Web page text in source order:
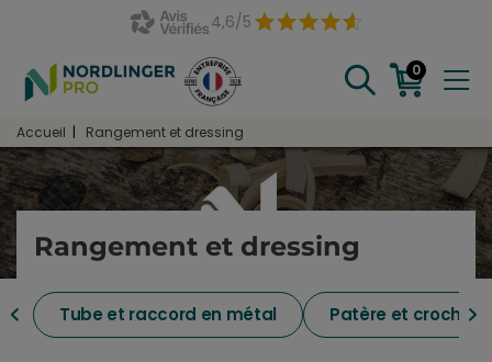
4,6/5
0
Accueil Rangement et dressing
Rangement et dressing
Tube et raccord en métal Patère et crochet